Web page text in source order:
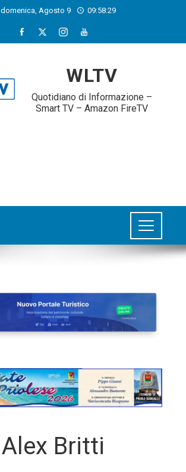
domenica, Agosto 9 09:58:30
WLTV
Quotidiano di Informazione –
Smart TV – Amazon FireTV
Alex Britti